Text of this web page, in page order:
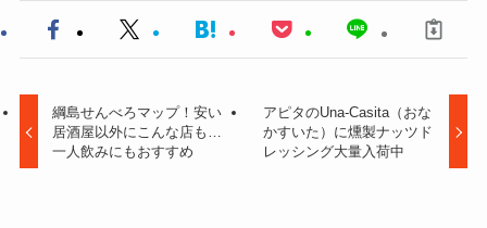
綱島せんべろマップ！安い
居酒屋以外にこんな店も…
一人飲みにもおすすめ
アピタのUna-Casita（おな
かすいた）に燻製ナッツド
レッシング大量入荷中